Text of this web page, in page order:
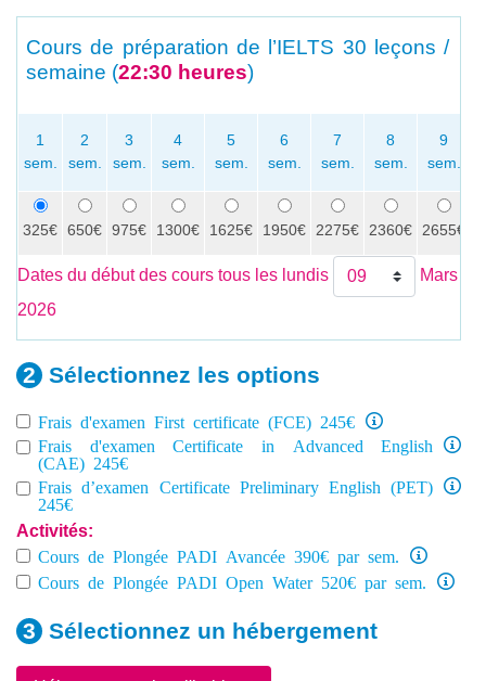
Cours de préparation de l’IELTS 30 leçons /
semaine (22:30 heures)
1
sem.
2
sem.
3
sem.
4
sem.
5
sem.
6
sem.
7
sem.
8
sem.
9
sem.
325€ 650€ 975€ 1300€ 1625€ 1950€ 2275€ 2360€ 2655€
Dates du début des cours tous les lundis
Mars
2026
Sélectionnez les options
Frais d'examen First certificate (FCE) 245€
Frais d'examen Certificate in Advanced English
(CAE) 245€
Frais d’examen Certificate Preliminary English (PET)
245€
Activités:
Cours de Plongée PADI Avancée 390€ par sem.
Cours de Plongée PADI Open Water 520€ par sem.
Sélectionnez un hébergement